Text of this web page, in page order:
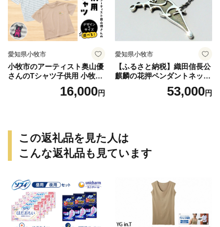
愛知県小牧市
小牧市のアーティスト奥山優
さんのTシャツ子供用 小牧市
16,000円
愛知県小牧市
【ふるさと納税】織田信長公
麒麟の花押ペンダントネック
53,000円
この返礼品を見た人は
こんな返礼品も見ています